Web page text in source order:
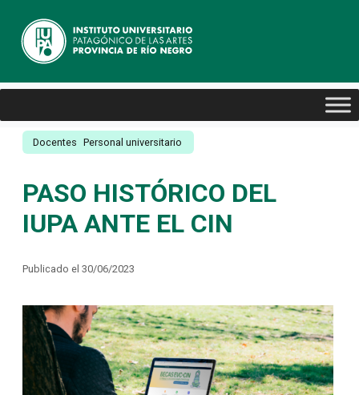
Docentes Personal universitario
PASO HISTÓRICO DEL
IUPA ANTE EL CIN
Publicado el 30/06/2023